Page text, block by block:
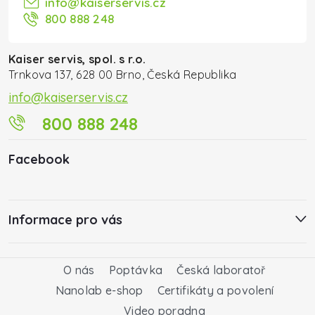
800 888 248
Kaiser servis, spol. s r.o.
Trnkova 137, 628 00 Brno, Česká Republika
info@kaiserservis.cz
800 888 248
Facebook
Informace pro vás
O nás Poptávka
Česká laboratoř
Nanolab e-shop
Certifikáty a povolení
Video poradna